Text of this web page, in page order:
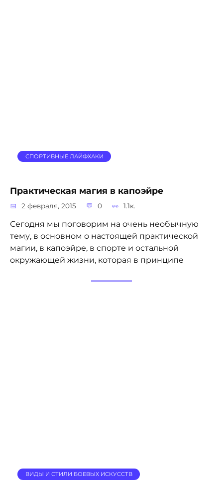
СПОРТИВНЫЕ ЛАЙФХАКИ
Практическая магия в капоэйре
2 февраля, 2015 0 1.1к.
Сегодня мы поговорим на очень необычную
тему, в основном о настоящей практической
магии, в капоэйре, в спорте и остальной
окружающей жизни, которая в принципе
ВИДЫ И СТИЛИ БОЕВЫХ ИСКУССТВ